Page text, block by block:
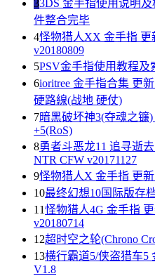
33DS 金手指使用说明
件整合完毕
4怪物猎人XX 金手指 更
v20180809
5PSV金手指使用教程及
6ioritree 金手指合集 更
硬路線(战地 硬仗)
7暗黑破坏神3(夺魂之镰
+5(RoS)
8勇者斗恶龙11 追寻逝
NTR CFW v20171127
9怪物猎人X 金手指 更新
10最终幻想10国际版存
11怪物猎人4G 金手指
v20180714
12超时空之轮(Chrono
13横行霸道5/侠盗猎车5
V1.8